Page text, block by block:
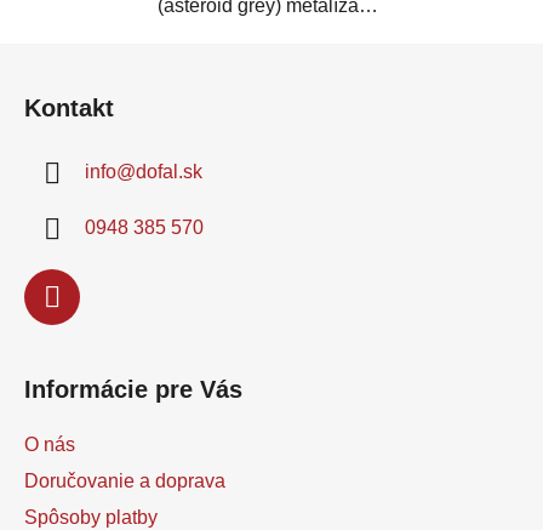
(asteroid grey) metalíza je
Kontakt
info@dofal.sk
0948 385 570
Informácie pre Vás
O nás
Doručovanie a doprava
Spôsoby platby